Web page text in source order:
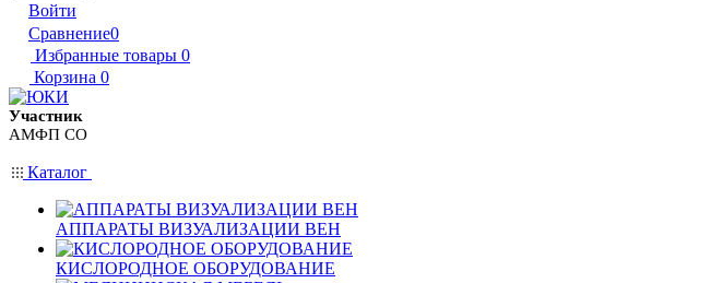
Войти
Сравнение0
Избранные товары 0
Корзина 0
Участник
АМФП СО
Каталог
АППАРАТЫ ВИЗУАЛИЗАЦИИ ВЕН
КИСЛОРОДНОЕ ОБОРУДОВАНИЕ